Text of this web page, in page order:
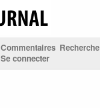
Commentaires Recherche
Se connecter